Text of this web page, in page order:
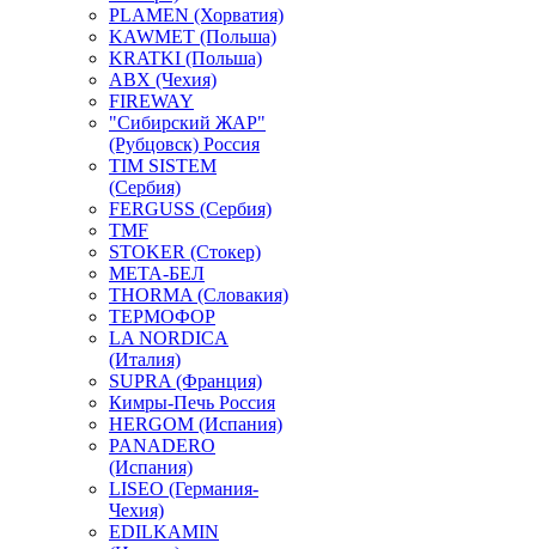
PLAMEN (Хорватия)
KAWMET (Польша)
KRATKI (Польша)
ABX (Чехия)
FIREWAY
"Сибирский ЖАР"
(Рубцовск) Россия
TIM SISTEM
(Сербия)
FERGUSS (Сербия)
TMF
STOKER (Стокер)
МЕТА-БЕЛ
THORMA (Словакия)
ТЕРМОФОР
LA NORDICA
(Италия)
SUPRA (Франция)
Кимры-Печь Россия
HERGOM (Испания)
PANADERO
(Испания)
LISEO (Германия-
Чехия)
EDILKAMIN